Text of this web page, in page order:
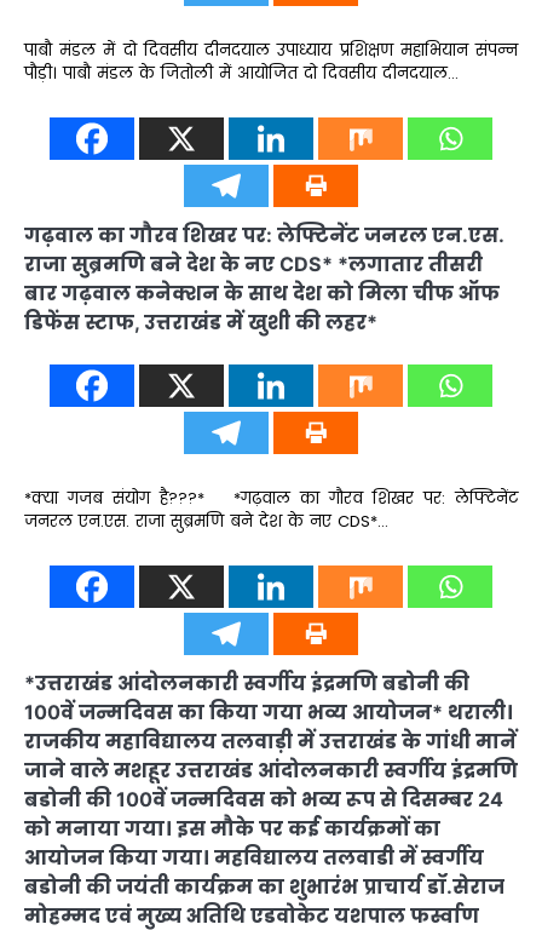
पाबौ मंडल में दो दिवसीय दीनदयाल उपाध्याय प्रशिक्षण महाभियान संपन्न
पौड़ी। पाबौ मंडल के जितोली में आयोजित दो दिवसीय दीनदयाल…
गढ़वाल का गौरव शिखर पर: लेफ्टिनेंट जनरल एन.एस.
राजा सुब्रमणि बने देश के नए CDS* *लगातार तीसरी
बार गढ़वाल कनेक्शन के साथ देश को मिला चीफ ऑफ
डिफेंस स्टाफ, उत्तराखंड में खुशी की लहर*
*क्या गजब संयोग है???* *गढ़वाल का गौरव शिखर पर: लेफ्टिनेंट
जनरल एन.एस. राजा सुब्रमणि बने देश के नए CDS*…
*उत्तराखंड आंदोलनकारी स्वर्गीय इंद्रमणि बडोनी की
100वें जन्मदिवस का किया गया भव्य आयोजन* थराली।
राजकीय महाविद्यालय तलवाड़ी में उत्तराखंड के गांधी मानें
जाने वाले मशहूर उत्तराखंड आंदोलनकारी स्वर्गीय इंद्रमणि
बडोनी की 100वें जन्मदिवस को भव्य रूप से दिसम्बर 24
को मनाया गया। इस मौके पर कई कार्यक्रमों का
आयोजन किया गया। महविद्यालय तलवाडी में स्वर्गीय
बडोनी की जयंती कार्यक्रम का शुभारंभ प्राचार्य डॉ.सेराज
मोहम्मद एवं मुख्य अतिथि एडवोकेट यशपाल फर्स्वाण